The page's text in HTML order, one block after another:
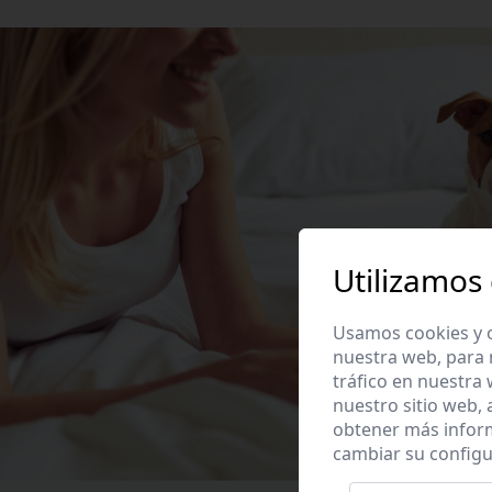
Utilizamos
Usamos cookies
nuestra web, para
tráfico en nuestra
nuestro sitio web,
obtener más
cambiar su